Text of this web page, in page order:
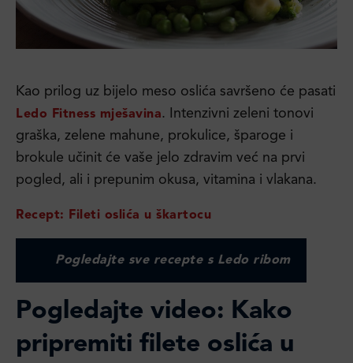
Kao prilog uz bijelo meso oslića savršeno će pasati
Ledo Fitness mješavina. Intenzivni zeleni tonovi
graška, zelene mahune, prokulice, šparoge i
brokule učinit će vaše jelo zdravim već na prvi
pogled, ali i prepunim okusa, vitamina i vlakana.
Recept: Fileti oslića u škartocu
Pogledajte sve recepte s Ledo ribom
Pogledajte video: Kako
pripremiti filete oslića u